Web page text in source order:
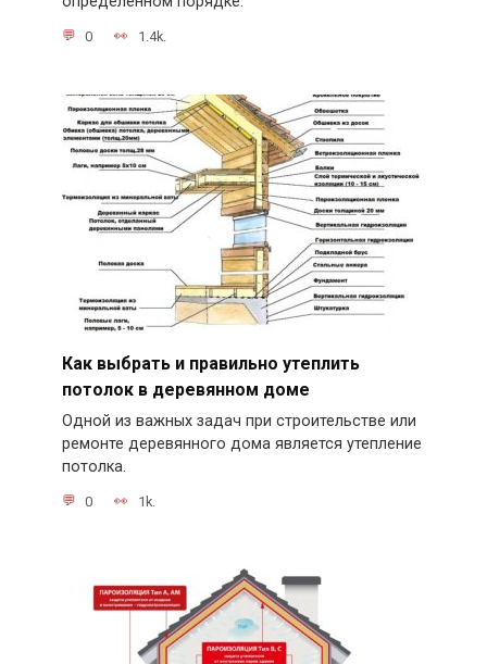
0 1.4k.
Как выбрать и правильно утеплить
потолок в деревянном доме
Одной из важных задач при строительстве или
ремонте деревянного дома является утепление
потолка.
0 1k.